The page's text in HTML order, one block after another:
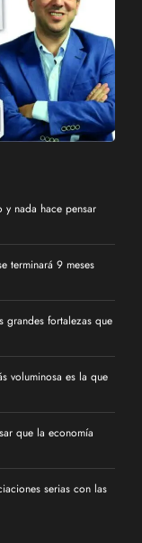
y nada hace pensar
terminará 9 meses
grandes fortalezas que
voluminosa es la que
que la economía
serias con las